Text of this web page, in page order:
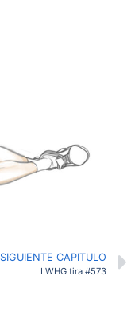
SIGUIENTE CAPITULO
LWHG tira #573